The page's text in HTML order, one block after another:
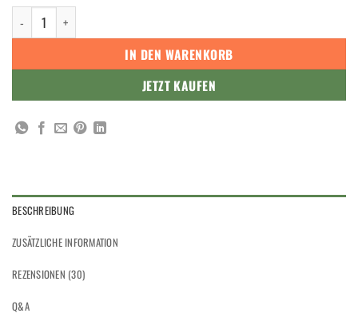
Dr. Schutz HOLZ SEIFE 750 ml Menge
IN DEN WARENKORB
JETZT KAUFEN
BESCHREIBUNG
ZUSÄTZLICHE INFORMATION
REZENSIONEN (30)
Q&A